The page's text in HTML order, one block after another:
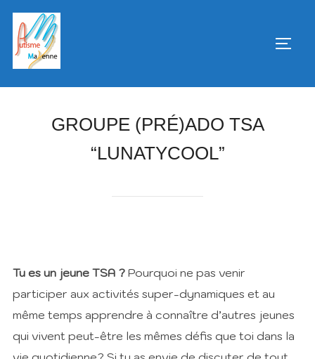
Aller
contenu
GROUPE (PRÉ)ADO TSA
“LUNATYCOOL”
Tu es un jeune TSA ?Pourquoi ne pas venir
participer aux activités super-dynamiques et au
même temps apprendre à connaître d’autres jeunes
qui vivent peut-être les mêmes défis que toi dans la